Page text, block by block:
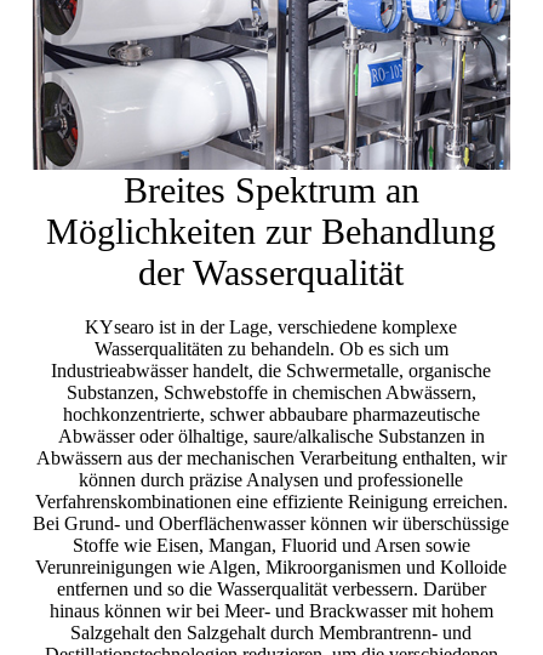
Breites Spektrum an
Möglichkeiten zur Behandlung
der Wasserqualität
KYsearo ist in der Lage, verschiedene komplexe
Wasserqualitäten zu behandeln. Ob es sich um
Industrieabwässer handelt, die Schwermetalle, organische
Substanzen, Schwebstoffe in chemischen Abwässern,
hochkonzentrierte, schwer abbaubare pharmazeutische
Abwässer oder ölhaltige, saure/alkalische Substanzen in
Abwässern aus der mechanischen Verarbeitung enthalten, wir
können durch präzise Analysen und professionelle
Verfahrenskombinationen eine effiziente Reinigung erreichen.
Bei Grund- und Oberflächenwasser können wir überschüssige
Stoffe wie Eisen, Mangan, Fluorid und Arsen sowie
Verunreinigungen wie Algen, Mikroorganismen und Kolloide
entfernen und so die Wasserqualität verbessern. Darüber
hinaus können wir bei Meer- und Brackwasser mit hohem
Salzgehalt den Salzgehalt durch Membrantrenn- und